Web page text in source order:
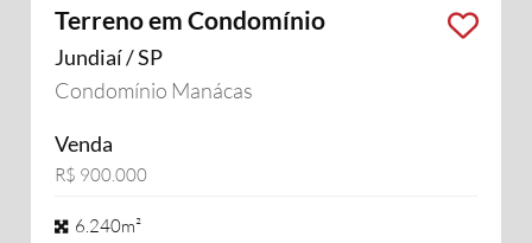
Terreno em Condomínio
Jundiaí / SP
Condomínio Manácas
Venda
R$ 900.000
6.240m²